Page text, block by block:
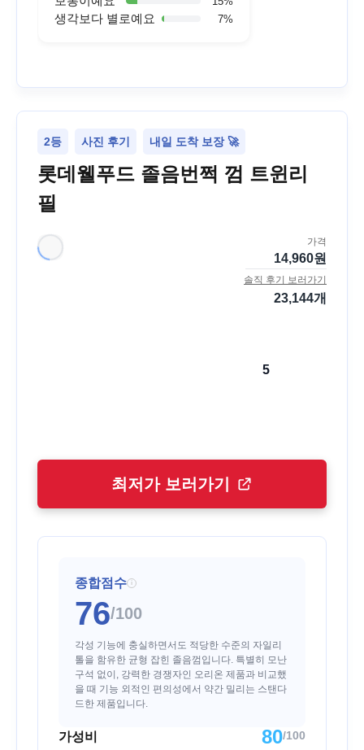
생각보다 별로예요 7%
2등 사진 후기 내일 도착 보장 🚀
롯데웰푸드 졸음번쩍 껌 트윈리
필
가격
14,960원
솔직 후기 보러가기
23,144개
5
최저가 보러가기
종합점수 i
76/100
각성 기능에 충실하면서도 적당한 수준의 자일리
톨을 함유한 균형 잡힌 졸음껌입니다. 특별히 모난
구석 없이, 강력한 경쟁자인 오리온 제품과 비교했
을 때 기능 외적인 편의성에서 약간 밀리는 스탠다
드한 제품입니다.
가성비 80/100